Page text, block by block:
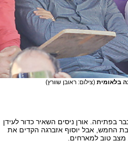
בלאומית (צילום: ראובן שוורץ)
בפתיחה. אורן ניסים השאיר כדור לעידן
החמש, אבל יוסוף אזברגה הקדים את
מצב טוב למארחים.